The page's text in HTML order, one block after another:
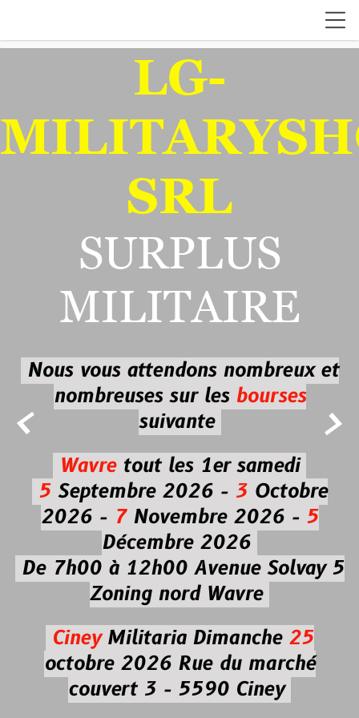
 
LG-
SRL
SURPLUS
MILITAIRE
Nous vous attendons nombreux et
nombreuses sur les bourses
suivante
Wavretout les 1er samedi
5Septembre 2026 - 3Octobre
2026 -7Novembre 2026 - 5
Décembre 2026
De 7h00 à 12h00 Avenue Solvay 5
Zoning nord Wavre
CineyMilitaria Dimanche 25
octobre 2026Rue du marché
couvert 3 - 5590 Ciney